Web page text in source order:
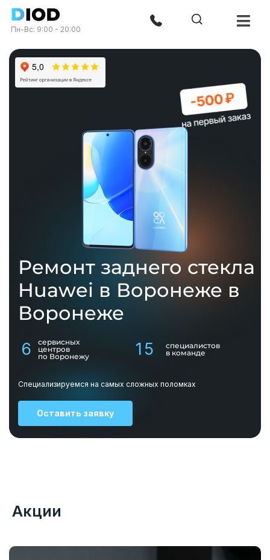
Пн-Вс: 9:00 - 20:00
Ремонт заднего стекла
Huawei в Воронеже в
Воронеже
6
сервисных
центров
по Воронежу
15
специалистов
в команде
Специализируемся на самых сложных поломках
Оставить заявку
Акции